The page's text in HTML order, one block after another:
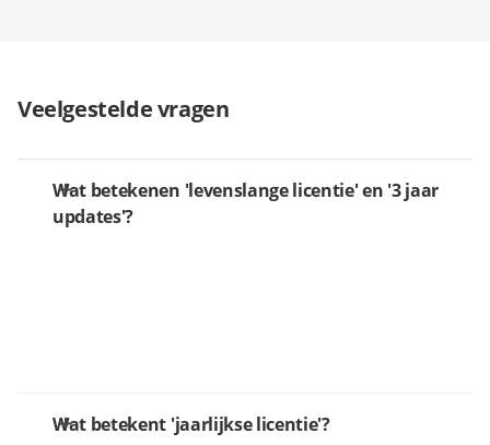
Veelgestelde vragen
Wat betekenen 'levenslange licentie' en '3 jaar
updates'?
Wat betekent 'jaarlijkse licentie'?